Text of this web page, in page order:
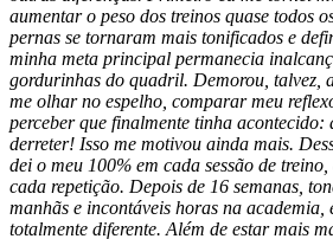
aumentar o peso dos treinos quase todos
pernas se tornaram mais tonificados e
minha meta principal permanecia
gordurinhas do quadril. Demorou, talvez,
me olhar no espelho, comparar meu
perceber que finalmente tinha acontecido:
derreter! Isso me motivou ainda mais.
dei o meu 100% em cada sessão de
cada repetição. Depois de 16 semanas,
manhãs e incontáveis horas na academia,
totalmente diferente. Além de estar mais